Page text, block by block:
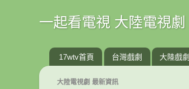
一起看電視 大陸電視劇
17wtv首頁 台灣戲劇 大陸戲劇
大陸電視劇 最新資訊